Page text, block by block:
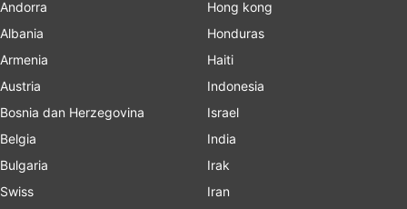
Andorra
Albania
Armenia
Austria
Bosnia dan Herzegovina
Belgia
Bulgaria
Swiss
Hong kong
Honduras
Haiti
Indonesia
Israel
India
Irak
Iran